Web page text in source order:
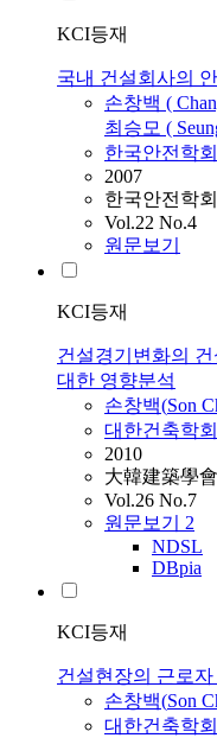
KCI등재
국내 건설회사의
손창백 (
최승모 (
한국안전학회
2007
한국안전학회
Vol.22 No.4
원문보기
KCI등재
건설경기변화의
대한 영향분석
손창백(Son
대한건축학회
2010
大韓建築學
Vol.26 No.7
원문보기 2
NDSL
DBpia
KCI등재
건설현장의 근로
손창백(Son
대한건축학회